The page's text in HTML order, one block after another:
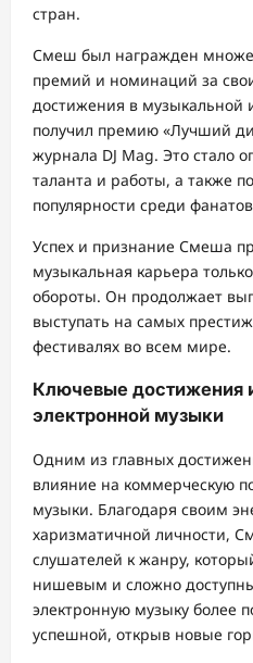
стран.
Смеш был награжден
премий и номинаций за
достижения в музыкальной
получил премию «Лучший
журнала DJ Mag. Это стало
таланта и работы, а также
популярности среди
Успех и признание Смеша
музыкальная карьера
обороты. Он продолжает
выступать на самых
фестивалях во всем мире.
Ключевые достижения
электронной музыки
Одним из главных
влияние на коммерческую
музыки. Благодаря своим
харизматичной личности,
слушателей к жанру,
нишевым и сложно
электронную музыку более
успешной, открыв новые